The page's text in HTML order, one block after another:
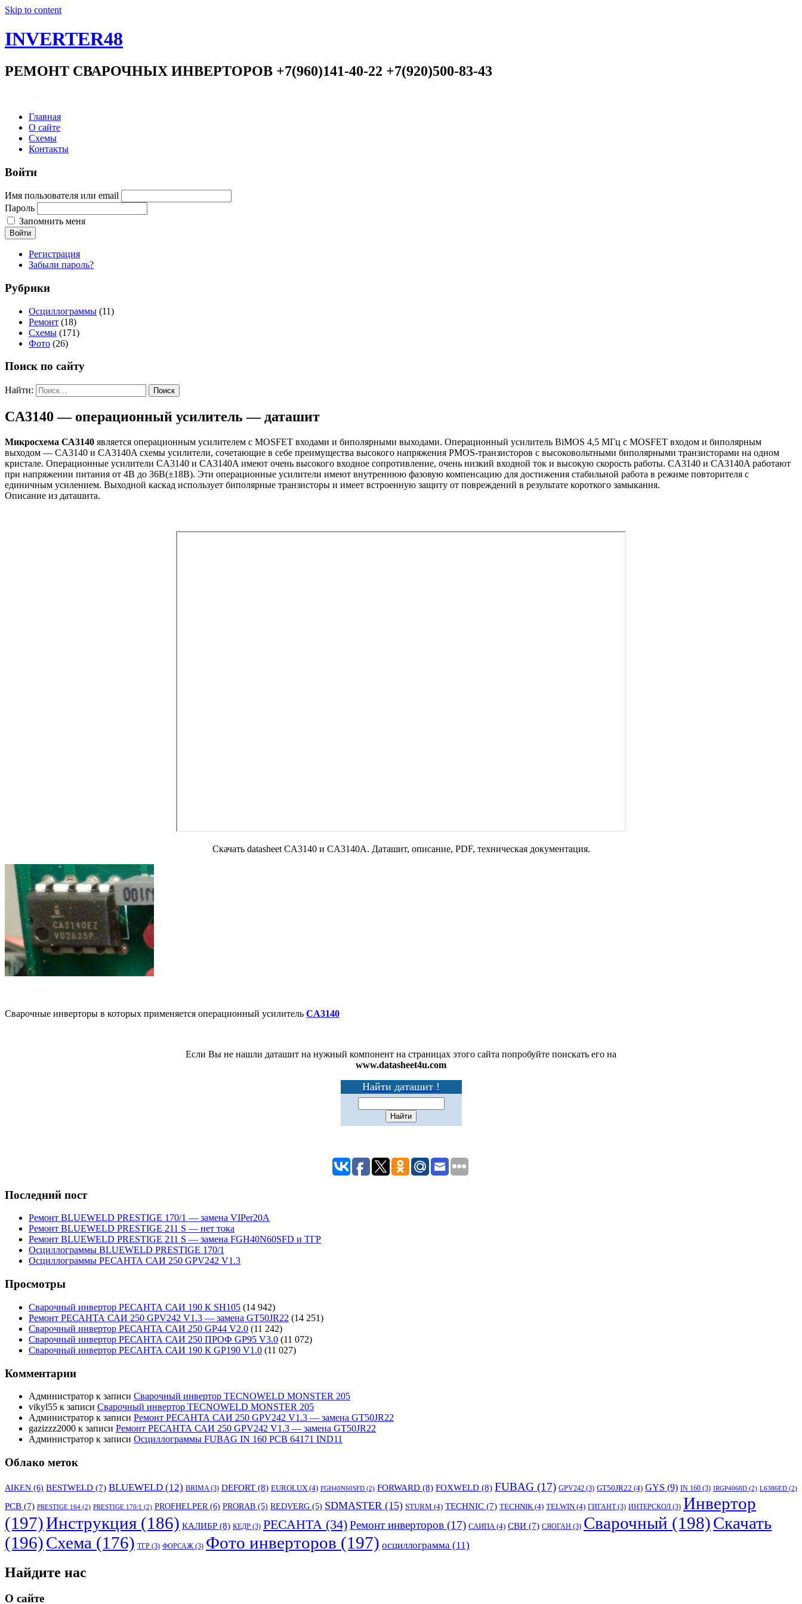
Skip to content
INVERTER48
РЕМОНТ СВАРОЧНЫХ ИНВЕРТОРОВ +7(960)141-40-22 +7(920)500-83-43
Главная
О сайте
Схемы
Контакты
Войти
Имя пользователя или email
Пароль
Запомнить меня
Войти
Регистрация
Забыли пароль?
Рубрики
Осциллограммы (11)
Ремонт (18)
Схемы (171)
Фото (26)
Поиск по сайту
Найти:
CA3140 — операционный усилитель — даташит
Микросхема СА3140 является операционным усилителем с MOSFET входами и биполярными выходами. Операционный усилитель BiMOS 4,5 МГц с MOSFET входом и биполярным
выходом — CA3140 и CA3140A схемы усилители, сочетающие в себе преимущества высокого напряжения PMOS-транзисторов с высоковольтными биполярными транзисторами на одном
кристале. Операционные усилители CA3140 и CA3140A имеют очень высокого входное сопротивление, очень низкий входной ток и высокую скорость работы. CA3140 и CA3140A работают
при напряжении питания от 4В до 36В(±18В). Эти операционные усилители имеют внутреннюю фазовую компенсацию для достижения стабильной работа в режиме повторителя с
единичным усилением. Выходной каскад использует биполярные транзисторы и имеет встроенную защиту от повреждений в результате короткого замыкания.
Описание из даташита.
Скачать datasheet CA3140 и CA3140A. Даташит, описание, PDF, техническая документация.
Сварочные инверторы в которых применяется операционный усилитель CA3140
Если Вы не нашли даташит на нужный компонент на страницах этого сайта попробуйте поискать его на
www.datasheet4u.com
Найти даташит !
Последний пост
Ремонт BLUEWELD PRESTIGE 170/1 — замена VIPer20A
Ремонт BLUEWELD PRESTIGE 211 S — нет тока
Ремонт BLUEWELD PRESTIGE 211 S — замена FGH40N60SFD и ТГР
Осциллограммы BLUEWELD PRESTIGE 170/1
Осциллограммы РЕСАНТА САИ 250 GPV242 V1.3
Просмотры
Сварочный инвертор РЕСАНТА САИ 190 К SH105 (14 942)
Ремонт РЕСАНТА САИ 250 GPV242 V1.3 — замена GT50JR22 (14 251)
Сварочный инвертор РЕСАНТА САИ 250 GP44 V2.0 (11 242)
Сварочный инвертор РЕСАНТА САИ 250 ПРОФ GP95 V3.0 (11 072)
Сварочный инвертор РЕСАНТА САИ 190 К GP190 V1.0 (11 027)
Комментарии
Администратор к записи Сварочный инвертор TECNOWELD MONSTER 205
vikyl55 к записи Сварочный инвертор TECNOWELD MONSTER 205
Администратор к записи Ремонт РЕСАНТА САИ 250 GPV242 V1.3 — замена GT50JR22
gazizzz2000 к записи Ремонт РЕСАНТА САИ 250 GPV242 V1.3 — замена GT50JR22
Администратор к записи Осциллограммы FUBAG IN 160 PCB 64171 IND11
Облако меток
AIKEN (6) BESTWELD (7) BLUEWELD (12) BRIMA (3) DEFORT (8) EUROLUX (4) FGH40N60SFD (2) FORWARD (8) FOXWELD (8) FUBAG (17) GPV242 (3) GT50JR22 (4) GYS (9) IN 160 (3) IRGP4068D (2) L6386ED (2)
PCB (7) PRESTIGE 164 (2) PRESTIGE 170/1 (2) PROFHELPER (6) PRORAB (5) REDVERG (5) SDMASTER (15) STURM (4) TECHNIC (7) TECHNIK (4) TELWIN (4) ГИГАНТ(3) ИНТЕРСКОЛ (3) Инвертор
(197)Инструкция (186) КАЛИБР (8) КЕДР (3) РЕСАНТА (34)Ремонт инверторов (17) САИПА (4) СВИ (7) СЯОГАН (3) Сварочный (198)Скачать
(196)Схема (176) ТГР (3) ФОРСАЖ (3) Фото инверторов (197) осциллограмма (11)
Найдите нас
О сайте